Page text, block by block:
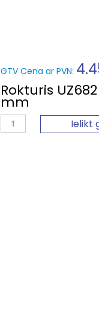
GTV Cena ar PVN:
Rokturis
mm
Ielikt